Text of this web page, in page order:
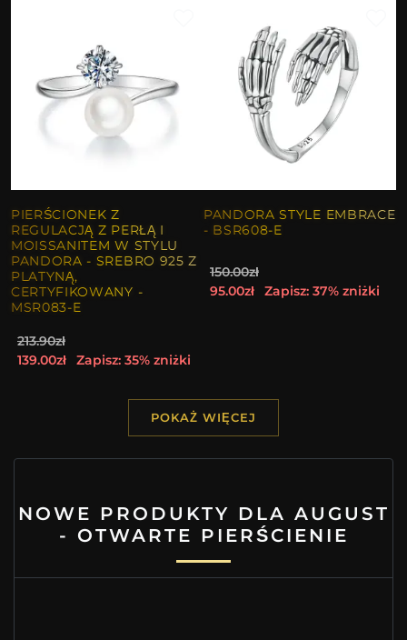
PIERŚCIONEK Z
REGULACJĄ Z PERŁĄ I
MOISSANITEM W STYLU
PANDORA - SREBRO 925 Z
PLATYNĄ,
CERTYFIKOWANY -
MSR083-E
213.90zł
139.00zł
Zapisz: 35% zniżki
PANDORA STYLE EMBRACE
- BSR608-E
150.00zł
95.00zł
Zapisz: 37% zniżki
POKAŻ WIĘCEJ
NOWE PRODUKTY DLA AUGUST
- OTWARTE PIERŚCIENIE